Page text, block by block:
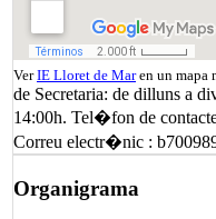
VerIE Lloret de Maren un mapa
de Secretaria: de dilluns a
14:00h. Tel�fon de
Correu electr�nic :
Organigrama